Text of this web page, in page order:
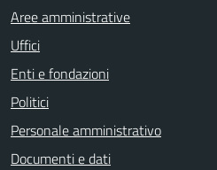
Aree amministrative
Uffici
Enti e fondazioni
Politici
Personale amministrativo
Documenti e dati